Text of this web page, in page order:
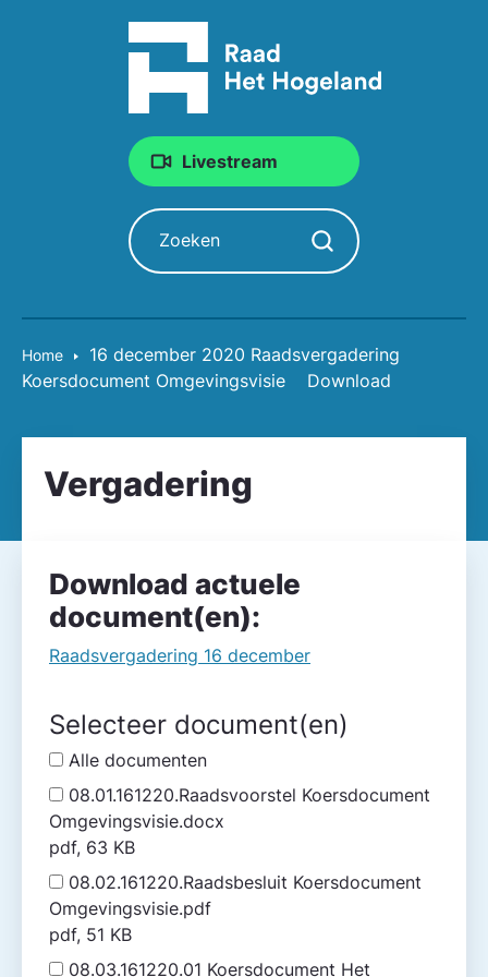
Livestream
Zoeken
Zoekopdracht starten
Home
16 december 2020 Raadsvergadering
Koersdocument Omgevingsvisie
Download
Vergadering
Download actuele
document(en):
Raadsvergadering 16 december
Selecteer document(en)
Alle documenten
08.01.161220.Raadsvoorstel Koersdocument
Omgevingsvisie.docx
pdf, 63 KB
08.02.161220.Raadsbesluit Koersdocument
Omgevingsvisie.pdf
pdf, 51 KB
08.03.161220.01 Koersdocument Het